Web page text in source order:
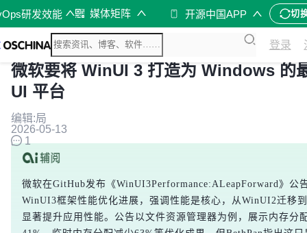
研发效能 媒体矩阵 开源中国APP 切
登录
微软要将 WinUI 3 打造为 Windows 的
UI 平台
编辑:局
2026-05-13
1
微软在GitHub发布《WinUI3Performance:ALeapForward》公
WinUI3框架性能优化进展，强调性能是核心，从WinUI2迁移
显著提升应用性能。公告以文件资源管理器为例，展示内存分